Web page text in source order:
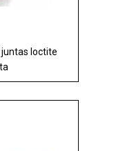
loctite